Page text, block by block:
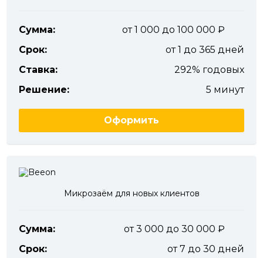
Сумма:
от 1 000 до 100 000
Срок:
от 1 до 365 дней
Ставка:
292% годовых
Решение:
5 минут
Оформить
Микрозаём для новых клиентов
Сумма:
от 3 000 до 30 000
Срок:
от 7 до 30 дней